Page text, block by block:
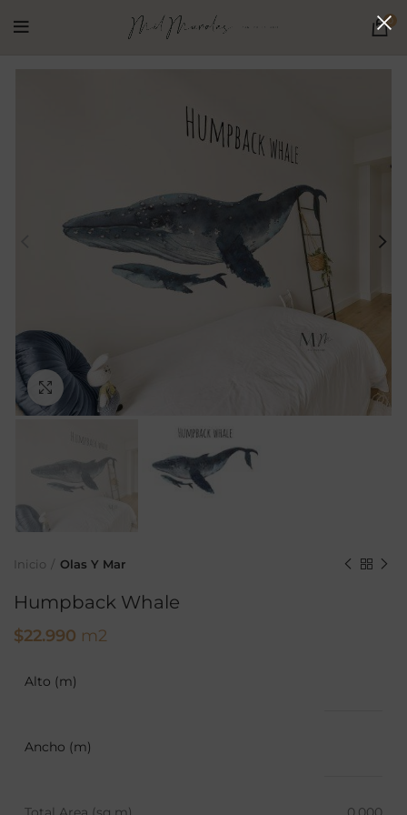
0
Ampliar
Inicio Olas Y Mar
Humpback Whale
$22.990 m2
Alto (m)
Ancho (m)